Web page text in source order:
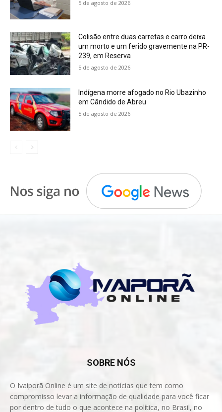
5 de agosto de 2026
Colisão entre duas carretas e carro deixa
um morto e um ferido gravemente na PR-
239, em Reserva
5 de agosto de 2026
Indígena morre afogado no Rio Ubazinho
em Cândido de Abreu
5 de agosto de 2026
SOBRE NÓS
O Ivaiporã Online é um site de notícias que tem como
compromisso levar a informação de qualidade para você ficar
por dentro de tudo o que acontece na política, no Brasil, no